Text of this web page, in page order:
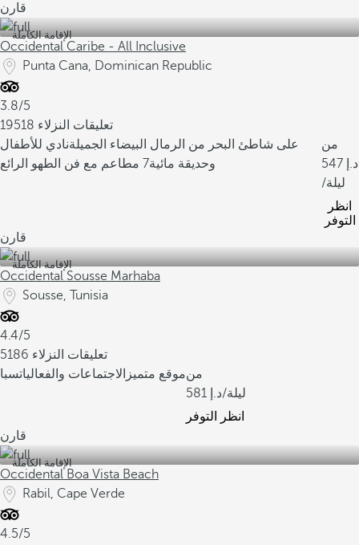
قارن
الإقامة الكاملة
Occidental Caribe - All Inclusive
Punta Cana, Dominican Republic
3.8/5
19518 تعليقات النزلاء
على شاطئ البحر من الرمال البيضاء الجميلةنادي للأطفال
وحديقة مائية7 مطاعم مع فن الطهو الرائع
من
547
/ليلة
انظر
التوفر
قارن
الإقامة الكاملة
Occidental Sousse Marhaba
Sousse, Tunisia
4.4/5
5186 تعليقات النزلاء
موقع متميز الاجتماعات والفعالياتسبا
من
581
/ليلة
انظر التوفر
قارن
الإقامة الكاملة
Occidental Boa Vista Beach
Rabil, Cape Verde
4.5/5